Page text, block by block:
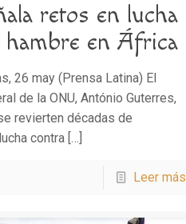
retos en lucha
hambre en África
26 may (Prensa Latina) El
de la ONU, António Guterres,
revierten décadas de
contra […]
Leer más